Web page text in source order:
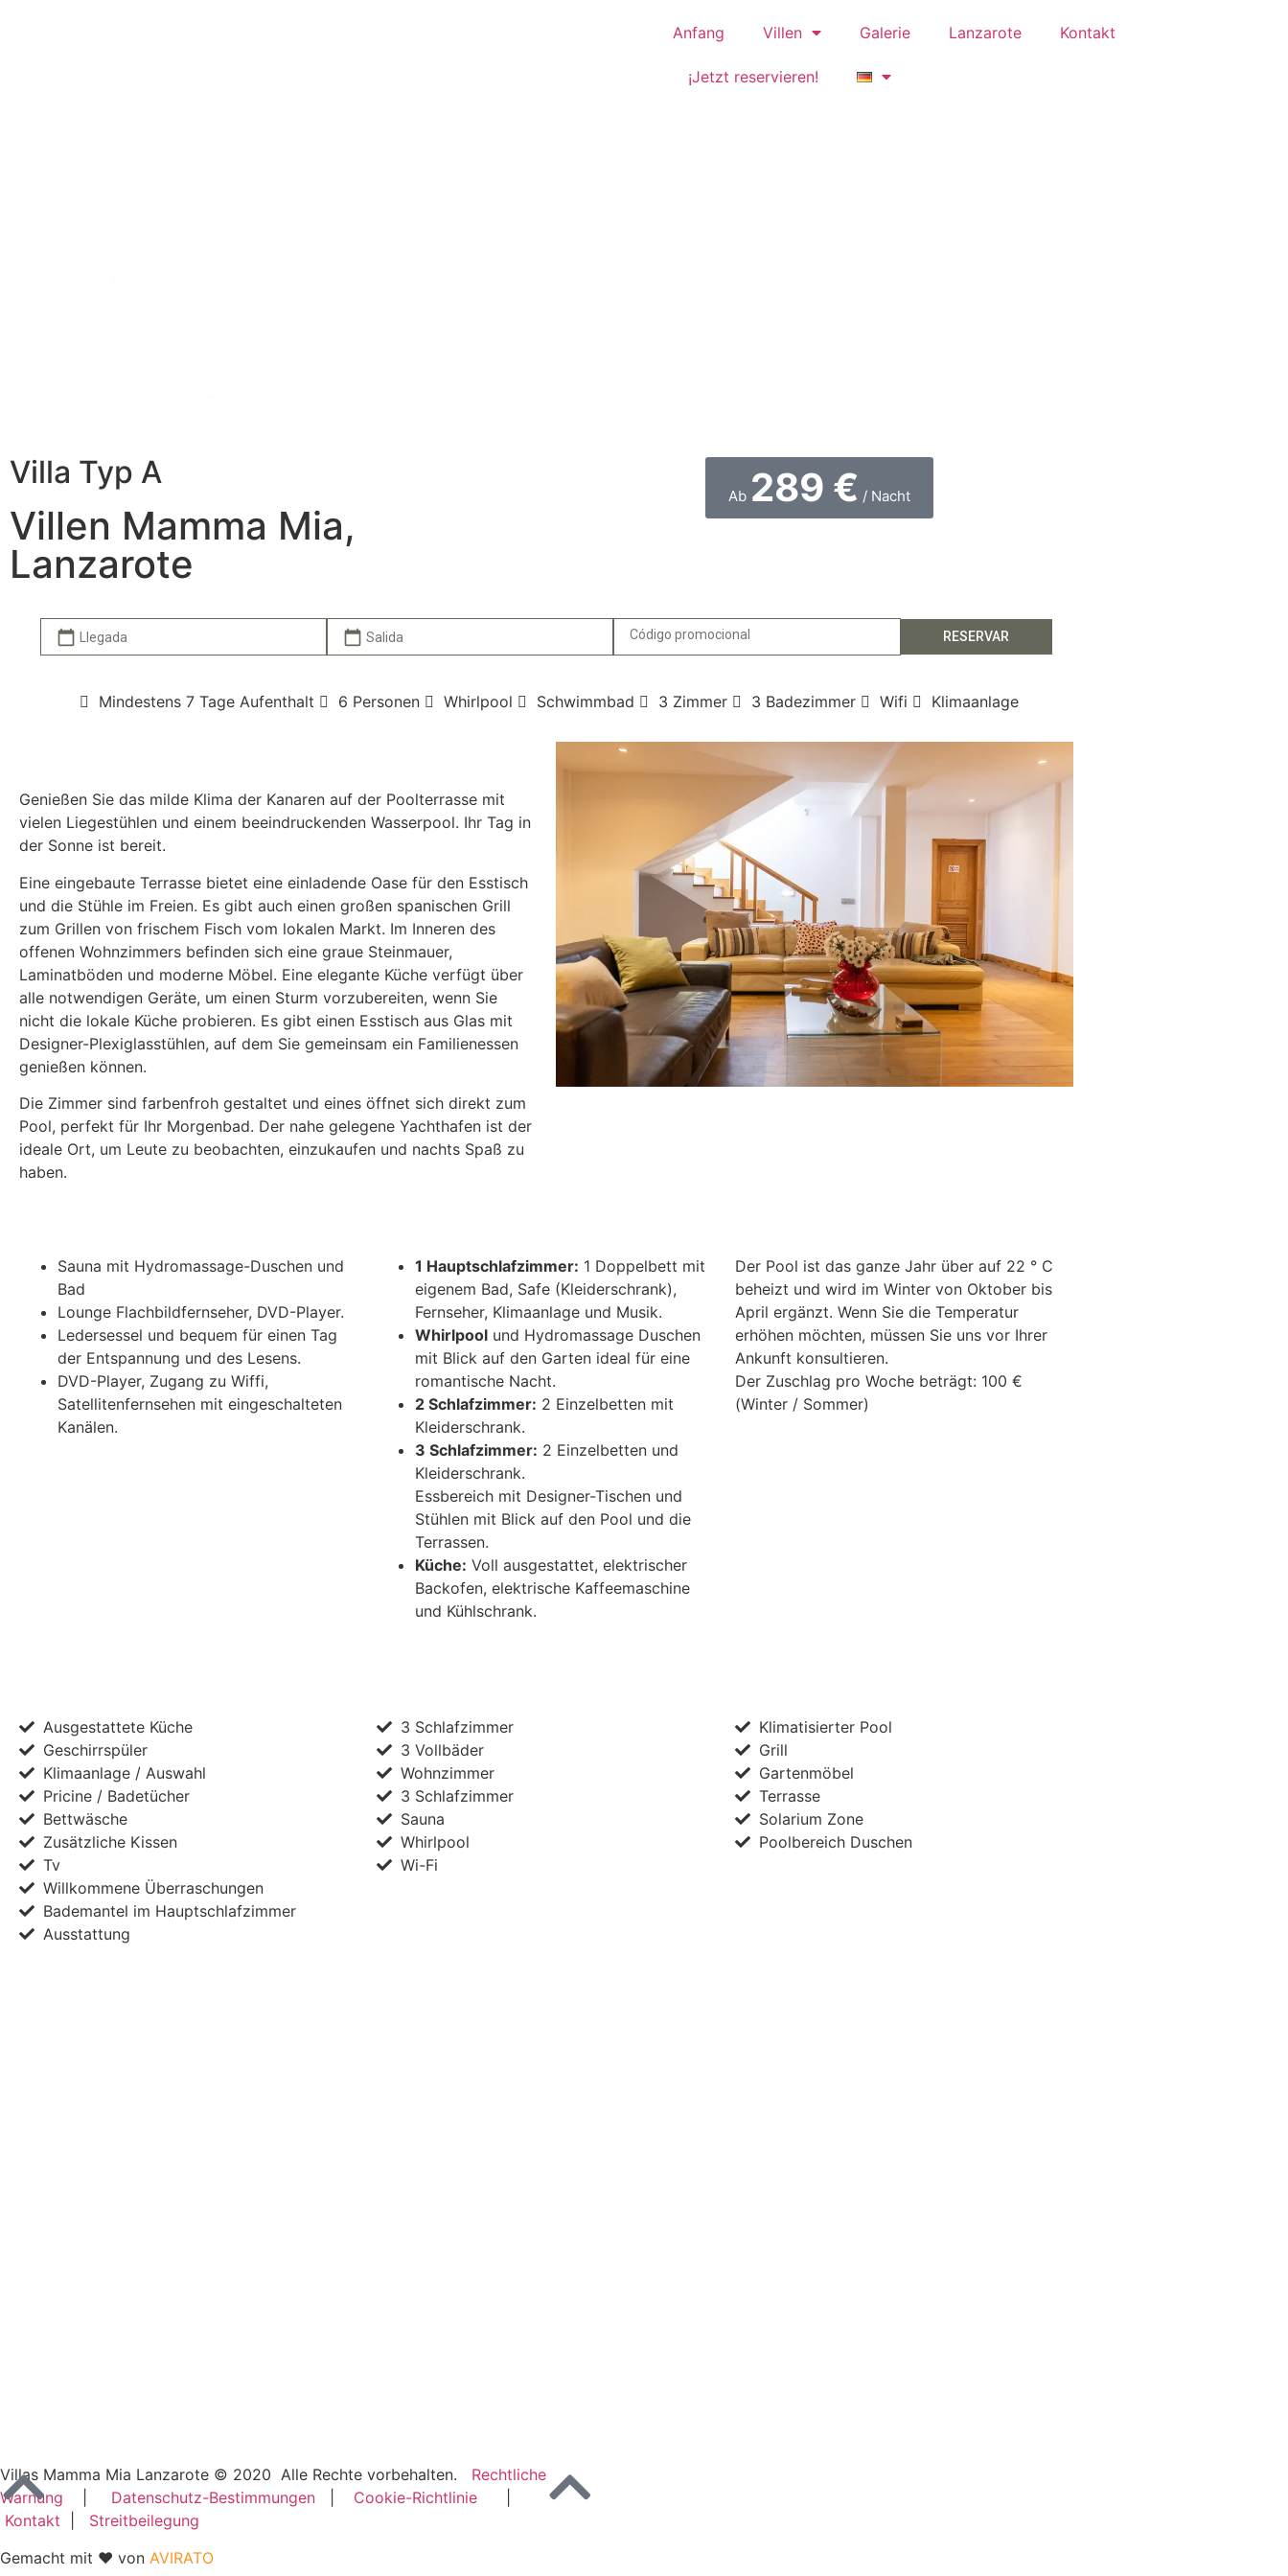
Anfang Villen Galerie Lanzarote Kontakt
¡Jetzt reservieren!
Villa Typ A
Villen Mamma Mia,
Lanzarote
Ab 289 € / Nacht
calendar_today calendar_today RESERVAR
Mindestens 7 Tage Aufenthalt 6 Personen Whirlpool Schwimmbad 3 Zimmer 3 Badezimmer Wifi Klimaanlage
Genießen Sie das milde Klima der Kanaren auf der Poolterrasse mit
vielen Liegestühlen und einem beeindruckenden Wasserpool. Ihr Tag in
der Sonne ist bereit.
Eine eingebaute Terrasse bietet eine einladende Oase für den Esstisch
und die Stühle im Freien. Es gibt auch einen großen spanischen Grill
zum Grillen von frischem Fisch vom lokalen Markt. Im Inneren des
offenen Wohnzimmers befinden sich eine graue Steinmauer,
Laminatböden und moderne Möbel. Eine elegante Küche verfügt über
alle notwendigen Geräte, um einen Sturm vorzubereiten, wenn Sie
nicht die lokale Küche probieren. Es gibt einen Esstisch aus Glas mit
Designer-Plexiglasstühlen, auf dem Sie gemeinsam ein Familienessen
genießen können.
Die Zimmer sind farbenfroh gestaltet und eines öffnet sich direkt zum
Pool, perfekt für Ihr Morgenbad. Der nahe gelegene Yachthafen ist der
ideale Ort, um Leute zu beobachten, einzukaufen und nachts Spaß zu
haben.
Sauna mit Hydromassage-Duschen und
Bad
Lounge Flachbildfernseher, DVD-Player.
Ledersessel und bequem für einen Tag
der Entspannung und des Lesens.
DVD-Player, Zugang zu Wiffi,
Satellitenfernsehen mit eingeschalteten
Kanälen.
1 Hauptschlafzimmer: 1 Doppelbett mit
eigenem Bad, Safe (Kleiderschrank),
Fernseher, Klimaanlage und Musik.
Whirlpool und Hydromassage Duschen
mit Blick auf den Garten ideal für eine
romantische Nacht.
2 Schlafzimmer: 2 Einzelbetten mit
Kleiderschrank.
3 Schlafzimmer: 2 Einzelbetten und
Kleiderschrank.
Essbereich mit Designer-Tischen und
Stühlen mit Blick auf den Pool und die
Terrassen.
Küche: Voll ausgestattet, elektrischer
Backofen, elektrische Kaffeemaschine
und Kühlschrank.
Der Pool ist das ganze Jahr über auf 22 ° C
beheizt und wird im Winter von Oktober bis
April ergänzt. Wenn Sie die Temperatur
erhöhen möchten, müssen Sie uns vor Ihrer
Ankunft konsultieren.
Der Zuschlag pro Woche beträgt: 100 €
(Winter / Sommer)
Ausgestattete Küche
Geschirrspüler
Klimaanlage / Auswahl
Pricine / Badetücher
Bettwäsche
Zusätzliche Kissen
Tv
Willkommene Überraschungen
Bademantel im Hauptschlafzimmer
Ausstattung
3 Schlafzimmer
3 Vollbäder
Wohnzimmer
3 Schlafzimmer
Sauna
Whirlpool
Wi-Fi
Klimatisierter Pool
Grill
Gartenmöbel
Terrasse
Solarium Zone
Poolbereich Duschen
Villas Mamma Mia Lanzarote © 2020 Alle Rechte vorbehalten. Rechtliche
Warnung
Datenschutz-Bestimmungen Cookie-Richtlinie
Kontakt
Streitbeilegung
Gemacht mit ♥ von AVIRATO